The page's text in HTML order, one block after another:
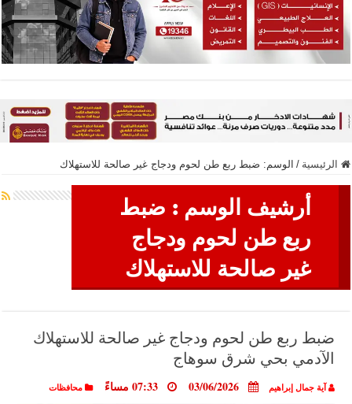
الرئيسية / الوسم: ضبط ربع طن لحوم ودجاج غير صالحة للاستهلاك
أرشيف الوسم : ضبط
ربع طن لحوم ودجاج
غير صالحة للاستهلاك
ضبط ربع طن لحوم ودجاج غير صالحة للاستهلاك
الآدمي بحي شرق سوهاج
آية جمال إبراهيم 03/06/2026 07:33 مساءً محافظات